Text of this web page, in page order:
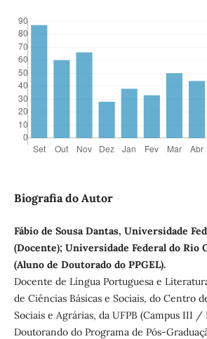
Biografia do Autor
Fábio de Sousa Dantas, Universidade
(Docente); Universidade Federal do Rio
(Aluno de Doutorado do PPGEL).
Docente de Língua Portuguesa e
de Ciências Básicas e Sociais, do Centro
Sociais e Agrárias, da UFPB (Campus III /
Doutorando do Programa de Pós-